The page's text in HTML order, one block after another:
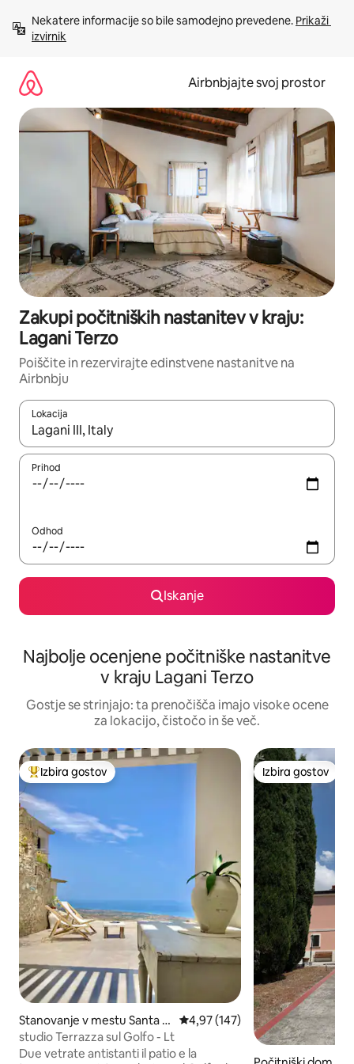
vsebino
Nekatere informacije so bile samodejno prevedene. Prikaži
izvirnik
Airbnbjajte svoj prostor
Zakupi počitniških nastanitev v kraju:
Lagani Terzo
Poiščite in rezervirajte edinstvene nastanitve na
Airbnbju
Lokacija
Ko so rezultati na voljo, krmarite s puščičnima tipkama gor in
Prihod
Odhod
Iskanje
Najbolje ocenjene počitniške nastanitve
v kraju Lagani Terzo
Gostje se strinjajo: ta prenočišča imajo visoke ocene
za lokacijo, čistočo in še več.
Najbolj priljubljena prenočišča z značko »Izbira gostov«
Izbira gostov
Stanovanje v mestu Santa C
aterina dello Ionio
Povprečna ocena: 4,97 od 5, št.
4,97 (147)
studio Terrazza sul Golfo - Lt
Due vetrate antistanti il patio e la
Izbira gostov
Izbira gostov